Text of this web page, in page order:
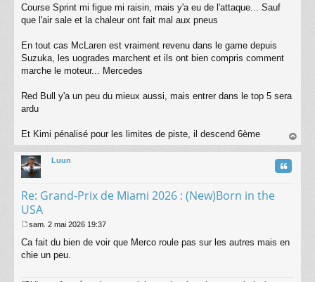
e
s
g
e
Course Sprint mi figue mi raisin, mais y'a eu de l'attaque... Sauf
que l'air sale et la chaleur ont fait mal aux pneus
En tout cas McLaren est vraiment revenu dans le game depuis
Suzuka, les uogrades marchent et ils ont bien compris comment
marche le moteur... Mercedes
Red Bull y'a un peu du mieux aussi, mais entrer dans le top 5 sera
ardu
Et Kimi pénalisé pour les limites de piste, il descend 6ème
au
Luun
Re: Grand-Prix de Miami 2026 : (New)Born in the
USA
Citation
e
s
sam. 2 mai 2026 19:37
Ca fait du bien de voir que Merco roule pas sur les autres mais en
chie un peu.